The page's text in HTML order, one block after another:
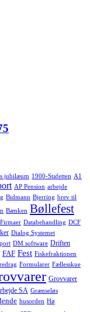
jubilæum 1900-Stafetten A1
AP Pension arbejde
Bidmann Bjerring brev til
Bænken Bøllefest
Databehandling DCF
Dialog Systemet
DM software Driften
FAF Fest Fiskefraktionen
Formularer Fællesskue
Grovvarer
SA Grænseløs
husorden Hø